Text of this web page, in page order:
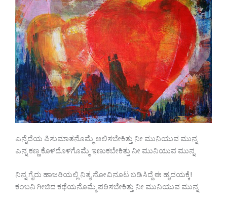
ಎನ್ನೆದೆಯ ಪಿಸುಮಾತನೊಮ್ಮೆ ಆಲಿಸಬೇಕಿತ್ತು ನೀ ಮುನಿಯುವ ಮುನ್ನ
ಎನ್ನ ಕಣ್ಣ ಕೊಳದೊಳಗೊಮ್ಮೆ ಇಣುಕಬೇಕಿತ್ತು ನೀ ಮುನಿಯುವ ಮುನ್ನ
ನಿನ್ನ ಗೈರು ಹಾಜರಿಯಲ್ಲಿ ನಿತ್ಯ ನೋವಿನೂಟ ಬಡಿಸಿದ್ದೆ ಈ ಹೃದಯಕ್ಕೆ!
ಕಂಬನಿ ಗೀಚಿದ ಕಥೆಯನೊಮ್ಮೆ ಪಠಿಸಬೇಕಿತ್ತು ನೀ ಮುನಿಯುವ ಮುನ್ನ